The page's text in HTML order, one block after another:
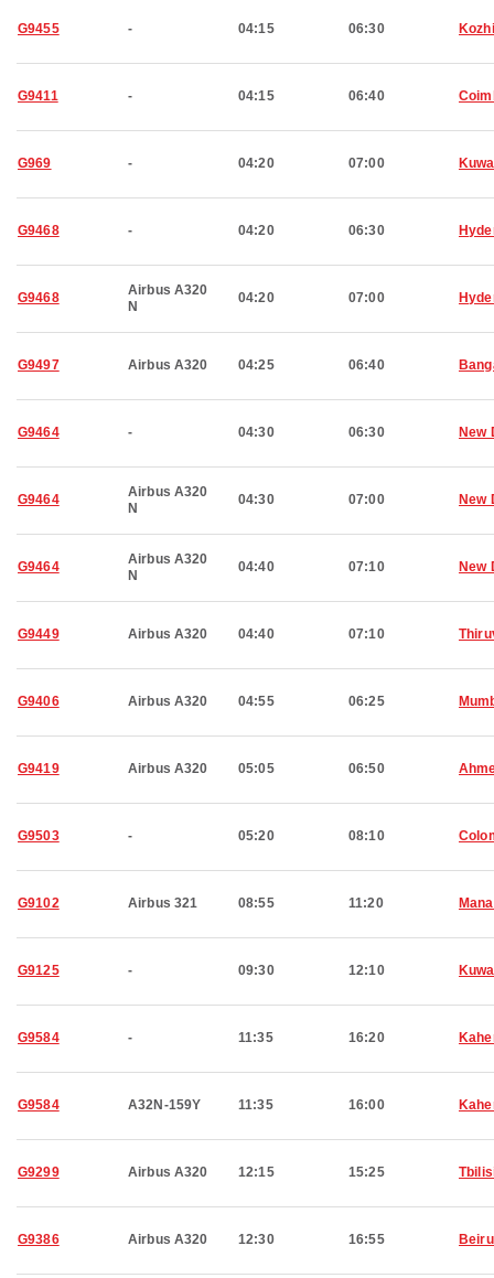
G9455 - 04:15 06:30
G9411 - 04:15 06:40
G969 - 04:20 07:00
G9468 - 04:20 06:30
G9468
Airbus A320
N
04:20 07:00
G9497 Airbus A320 04:25 06:40
G9464 - 04:30 06:30 New
G9464
Airbus A320
N
04:30 07:00 New
G9464
Airbus A320
N
04:40 07:10 New
G9449 Airbus A320 04:40 07:10
G9406 Airbus A320 04:55 06:25
G9419 Airbus A320 05:05 06:50
G9503 - 05:20 08:10
G9102 Airbus 321 08:55 11:20
G9125 - 09:30 12:10
G9584 - 11:35 16:20
G9584 A32N-159Y 11:35 16:00
G9299 Airbus A320 12:15 15:25
G9386 Airbus A320 12:30 16:55